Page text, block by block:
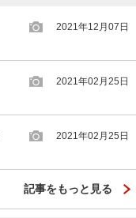
2021年12月07日
2021年02月25日
2021年02月25日
記事をもっと見る